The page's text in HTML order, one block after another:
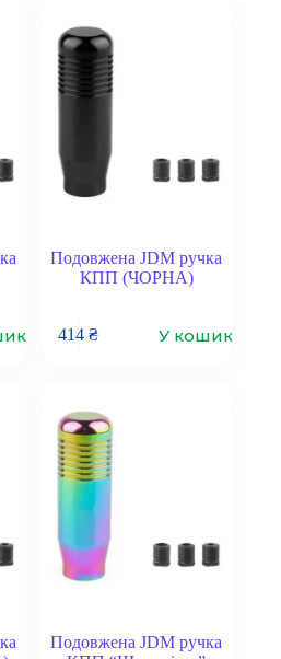
Подовжена JDM ручка
КПП (ЧОРНА)
414 ₴ У кошик
Подовжена JDM ручка